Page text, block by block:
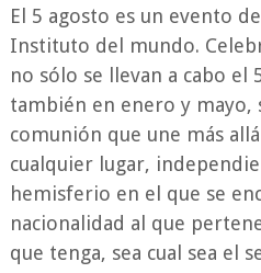
El 5 agosto es un evento
Instituto del mundo.
no sólo se llevan a cabo el
también en enero y mayo,
comunión que une más
cualquier lugar,
hemisferio en el que se
nacionalidad al que
que tenga, sea cual sea el